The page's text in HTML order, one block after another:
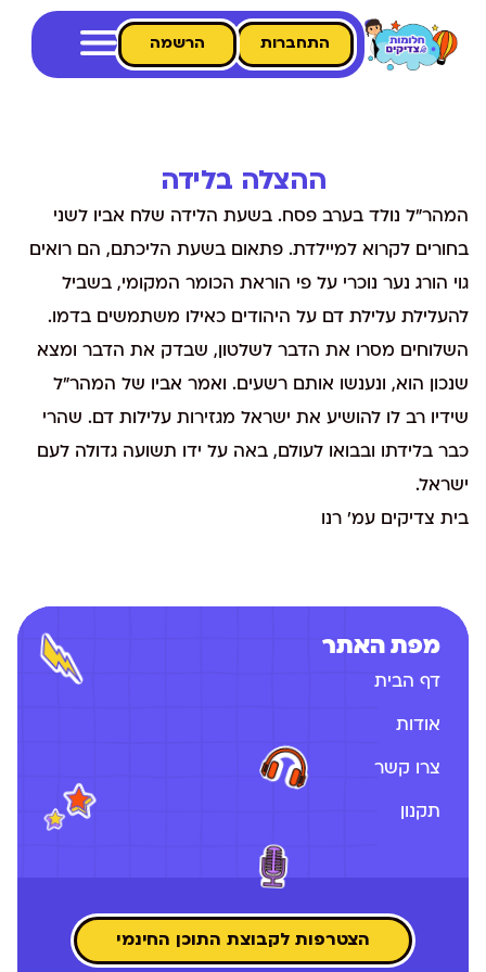
התחברות הרשמה
ההצלה בלידה
המהר"ל נולד בערב פסח. בשעת הלידה שלח אביו לשני
בחורים לקרוא למיילדת. פתאום בשעת הליכתם, הם רואים
גוי הורג נער נוכרי על פי הוראת הכומר המקומי, בשביל
להעלילת עלילת דם על היהודים כאילו משתמשים בדמו.
השלוחים מסרו את הדבר לשלטון, שבדק את הדבר ומצא
שנכון הוא, ונענשו אותם רשעים. ואמר אביו של המהר"ל
שידיו רב לו להושיע את ישראל מגזירות עלילות דם. שהרי
כבר בלידתו ובבואו לעולם, באה על ידו תשועה גדולה לעם
ישראל.
בית צדיקים עמ' רנו
מפת האתר
דף הבית
אודות
צרו קשר
תקנון
הצטרפות לקבוצת התוכן החינמי